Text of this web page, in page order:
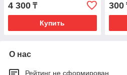
4 300 ₸
Купить
300
О нас
Рейтинг не сформирован